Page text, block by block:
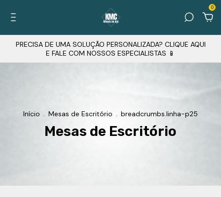
0
PRECISA DE UMA SOLUÇÃO PERSONALIZADA? CLIQUE AQUI
E FALE COM NOSSOS ESPECIALISTAS 📱
Início Mesas de Escritório breadcrumbs.linha-p25
Mesas de Escritório